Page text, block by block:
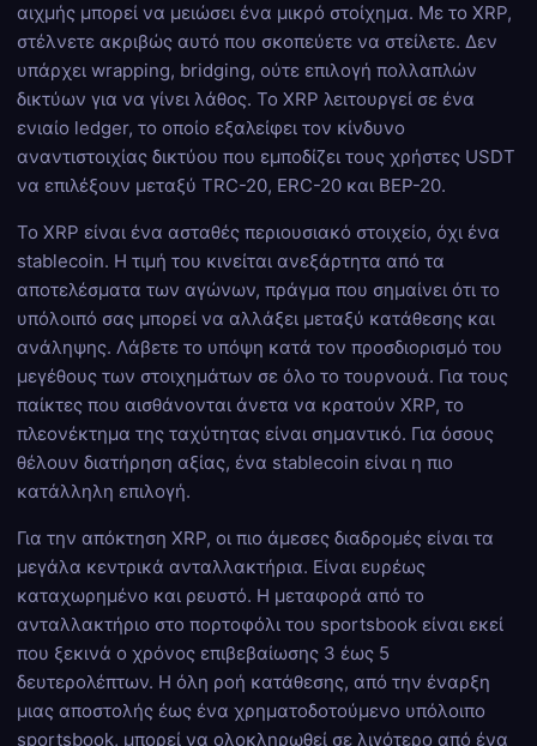
αιχμής μπορεί να μειώσει ένα μικρό στοίχημα. Με το XRP,
στέλνετε ακριβώς αυτό που σκοπεύετε να στείλετε. Δεν
υπάρχει wrapping, bridging, ούτε επιλογή πολλαπλών
δικτύων για να γίνει λάθος. Το XRP λειτουργεί σε ένα
ενιαίο ledger, το οποίο εξαλείφει τον κίνδυνο
αναντιστοιχίας δικτύου που εμποδίζει τους χρήστες USDT
να επιλέξουν μεταξύ TRC-20, ERC-20 και BEP-20.
Το XRP είναι ένα ασταθές περιουσιακό στοιχείο, όχι ένα
stablecoin. Η τιμή του κινείται ανεξάρτητα από τα
αποτελέσματα των αγώνων, πράγμα που σημαίνει ότι το
υπόλοιπό σας μπορεί να αλλάξει μεταξύ κατάθεσης και
ανάληψης. Λάβετε το υπόψη κατά τον προσδιορισμό του
μεγέθους των στοιχημάτων σε όλο το τουρνουά. Για τους
παίκτες που αισθάνονται άνετα να κρατούν XRP, το
πλεονέκτημα της ταχύτητας είναι σημαντικό. Για όσους
θέλουν διατήρηση αξίας, ένα stablecoin είναι η πιο
κατάλληλη επιλογή.
Για την απόκτηση XRP, οι πιο άμεσες διαδρομές είναι τα
μεγάλα κεντρικά ανταλλακτήρια. Είναι ευρέως
καταχωρημένο και ρευστό. Η μεταφορά από το
ανταλλακτήριο στο πορτοφόλι του sportsbook είναι εκεί
που ξεκινά ο χρόνος επιβεβαίωσης 3 έως 5
δευτερολέπτων. Η όλη ροή κατάθεσης, από την έναρξη
μιας αποστολής έως ένα χρηματοδοτούμενο υπόλοιπο
sportsbook, μπορεί να ολοκληρωθεί σε λιγότερο από ένα